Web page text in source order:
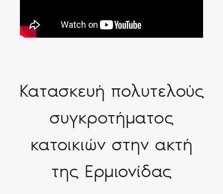
Κατασκευή πολυτελούς
συγκροτήματος
κατοικιών στην ακτή
της Ερμιονίδας